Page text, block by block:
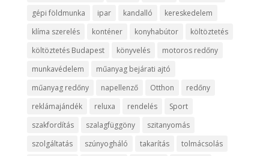
gépi földmunka
ipar kandalló
kereskedelem
klíma szerelés
konténer konyhabútor
költöztetés
költöztetés Budapest
könyvelés
motoros redőny
munkavédelem
műanyag bejárati ajtó
műanyag redőny
napellenző Otthon
redőny
reklámajándék
reluxa rendelés
Sport
szakfordítás
szalagfüggöny
szitanyomás
szolgáltatás
szúnyogháló takarítás
tolmácsolás